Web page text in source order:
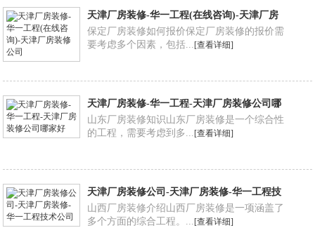
天津厂房装修-华一工程(在线咨询)-天津厂房
装修公司
保定厂房装修如何报价保定厂房装修的报价需
要考虑多个因素，包括...[查看详细]
天津厂房装修-华一工程-天津厂房装修公司哪
家好
山东厂房装修知识山东厂房装修是一个综合性
的工程，需要考虑到多...[查看详细]
天津厂房装修公司-天津厂房装修-华一工程技
术公司
山西厂房装修介绍山西厂房装修是一项涵盖了
多个方面的综合工程。...[查看详细]